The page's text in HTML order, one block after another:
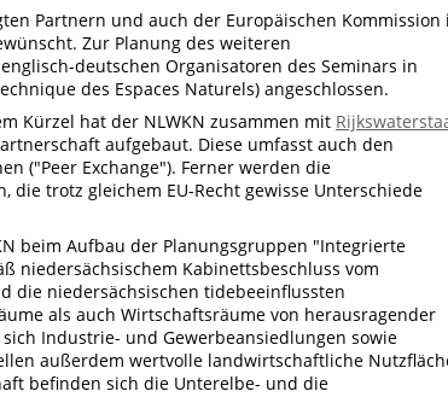
Partnern und auch der Europäischen Kommission
Zur Planung des weiteren
deutschen Organisatoren des Seminars in
des Espaces Naturels) angeschlossen.
Kürzel hat der NLWKN zusammen mit
aufgebaut. Diese umfasst auch den
("Peer Exchange"). Ferner werden die
trotz gleichem EU-Recht gewisse Unterschiede
beim Aufbau der Planungsgruppen "Integrierte
niedersächsischem Kabinettsbeschluss vom
die niedersächsischen tidebeeinflussten
als auch Wirtschaftsräume von herausragender
Industrie- und Gewerbeansiedlungen sowie
außerdem wertvolle landwirtschaftliche
befinden sich die Unterelbe- und die